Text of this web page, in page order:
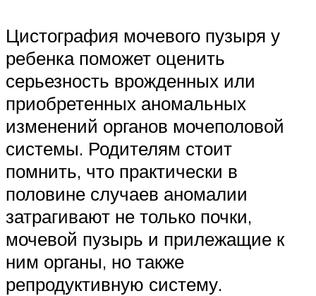
Цистография мочевого пузыря у
ребенка поможет оценить
серьезность врожденных или
приобретенных аномальных
изменений органов мочеполовой
системы. Родителям стоит
помнить, что практически в
половине случаев аномалии
затрагивают не только почки,
мочевой пузырь и прилежащие к
ним органы, но также
репродуктивную систему.